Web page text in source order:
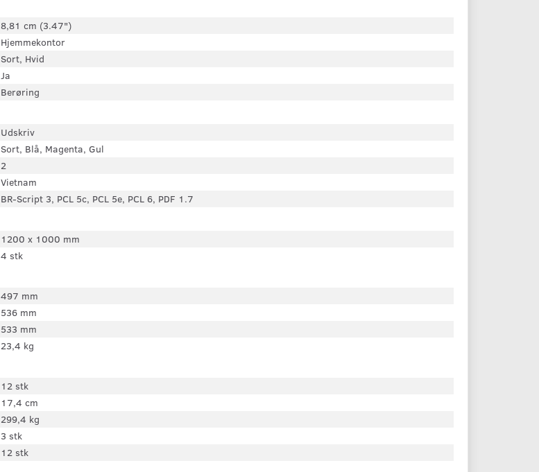
8,81 cm (3.47")
Hjemmekontor
Sort, Hvid
Ja
Berøring
Udskriv
Sort, Blå, Magenta, Gul
2
Vietnam
BR-Script 3, PCL 5c, PCL 5e, PCL 6, PDF 1.7
1200 x 1000 mm
4 stk
497 mm
536 mm
533 mm
23,4 kg
12 stk
17,4 cm
299,4 kg
3 stk
12 stk